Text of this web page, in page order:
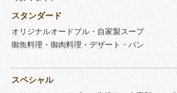
スタンダード
オリジナルオードブル・自家製スープ
御魚料理・御肉料理・デザート・パン
スペシャル